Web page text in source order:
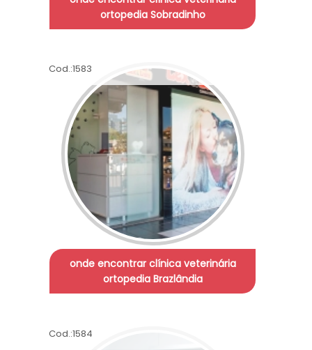
ortopedia Sobradinho
Cod.:1583
onde encontrar clínica veterinária
ortopedia Brazlândia
Cod.:1584